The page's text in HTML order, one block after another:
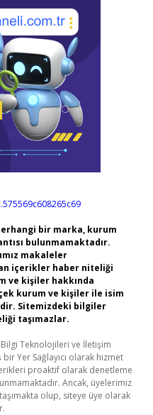
bir marka, kurum
bulunmamaktadır.
makaleler
içerikler haber niteliği
ve kişiler hakkında
kurum ve kişiler ile isim
Sitemizdeki bilgiler
taşımazlar.
Bilgi Teknolojileri ve İletişim
Yer Sağlayıcı olarak hizmet
proaktif olarak denetleme
Ancak, üyelerimiz
olup, siteye üye olarak